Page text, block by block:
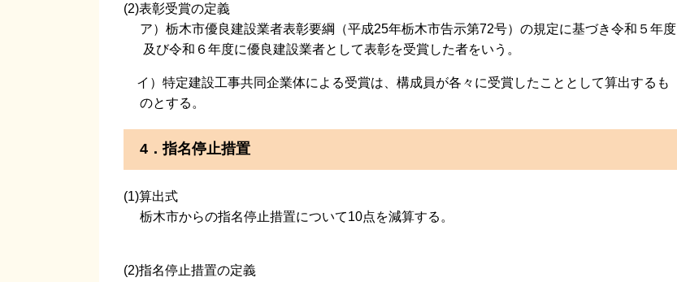
(2)表彰受賞の定義
ア）栃木市優良建設業者表彰要綱（平成25年栃木市告示第72号）の規定に基づき令和５年度
及び令和６年度に優良建設業者として表彰を受賞した者をいう。
イ）特定建設工事共同企業体による受賞は、構成員が各々に受賞したこととして算出するも
のとする。
4．指名停止措置
(1)算出式
栃木市からの指名停止措置について10点を減算する。
(2)指名停止措置の定義